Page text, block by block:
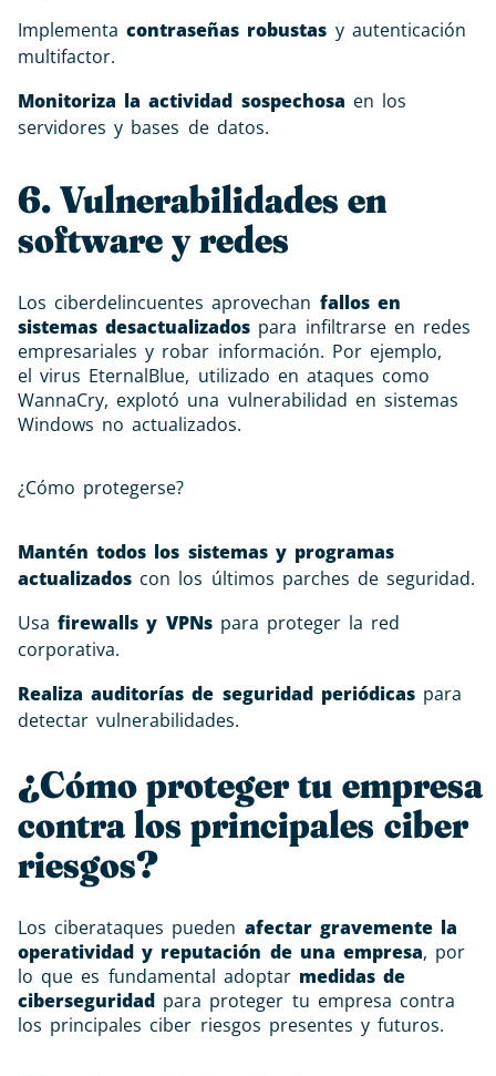
Implementacontraseñas robustas y autenticación
multifactor.
Monitoriza la actividad sospechosa en los
servidores y bases de datos.
6. Vulnerabilidades en
software y redes
Los ciberdelincuentes aprovechan fallos en
sistemas desactualizados para infiltrarse en redes
empresariales y robar información. Por ejemplo,
el virus EternalBlue, utilizado en ataques como
WannaCry, explotó una vulnerabilidad en sistemas
Windows no actualizados.
¿Cómo protegerse?
Mantén todos los sistemas y programas
actualizados con los últimos parches de seguridad.
Usafirewalls y VPNspara proteger la red
corporativa.
Realiza auditorías de seguridad periódicaspara
detectar vulnerabilidades.
¿Cómo proteger tu empresa
contra los principales ciber
riesgos?
Los ciberataques pueden afectar gravemente la
operatividad y reputación de una empresa, por
lo que es fundamental adoptar medidas de
ciberseguridad para proteger tu empresa contra
los principales ciber riesgos presentes y futuros.